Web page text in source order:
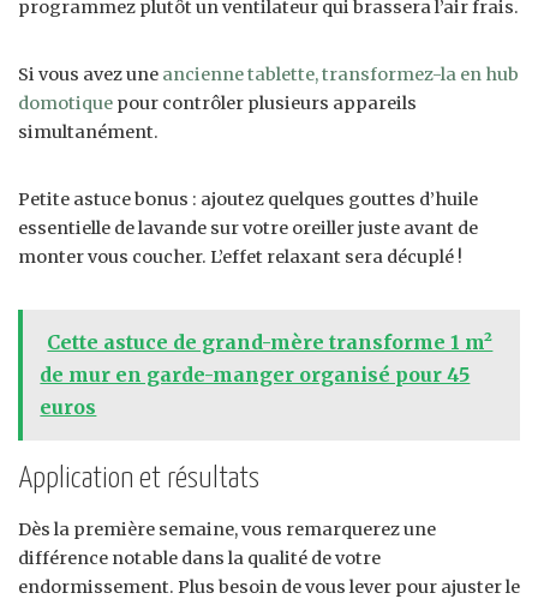
programmez plutôt un ventilateur qui brassera l’air frais.
Si vous avez une ancienne tablette, transformez-la en hub
domotique pour contrôler plusieurs appareils
simultanément.
Petite astuce bonus : ajoutez quelques gouttes d’huile
essentielle de lavande sur votre oreiller juste avant de
monter vous coucher. L’effet relaxant sera décuplé !
Cette astuce de grand-mère transforme 1 m²
de mur en garde-manger organisé pour 45
euros
Application et résultats
Dès la première semaine, vous remarquerez une
différence notable dans la qualité de votre
endormissement. Plus besoin de vous lever pour ajuster le